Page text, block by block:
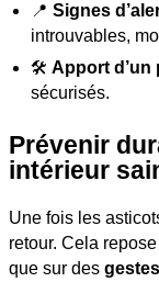
📍 Signes
introuvables,
🛠️ Apport d’un
sécurisés.
Prévenir
intérieur
Une fois les
retour. Cela
que sur des